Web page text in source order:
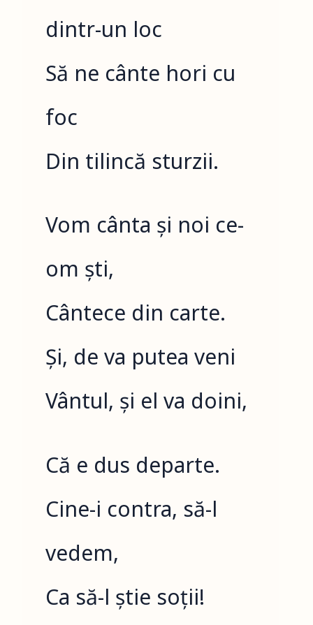
dintr-un loc
Să ne cânte hori cu
foc
Din tilincă sturzii.
Vom cânta și noi ce-
om ști,
Cântece din carte.
Și, de va putea veni
Vântul, și el va doini,
Că e dus departe.
Cine-i contra, să-l
vedem,
Ca să-l știe soții!